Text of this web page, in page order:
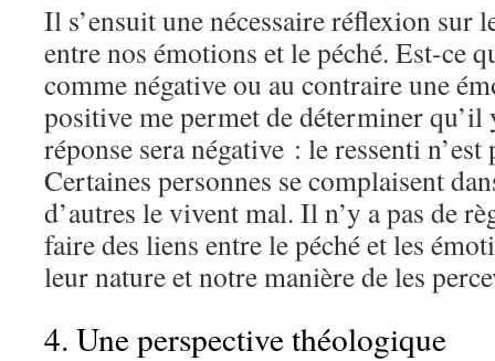
Il s’ensuit une nécessaire réflexion sur
entre nos émotions et le péché. Est-ce
comme négative ou au contraire une
positive me permet de déterminer qu’il
réponse sera négative : le ressenti
Certaines personnes se complaisent
d’autres le vivent mal. Il n’y a pas de
faire des liens entre le péché et les
leur nature et notre manière de les
4. Une perspective théologique